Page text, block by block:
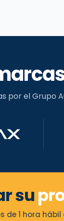
por el Grupo
su
de 1 hora